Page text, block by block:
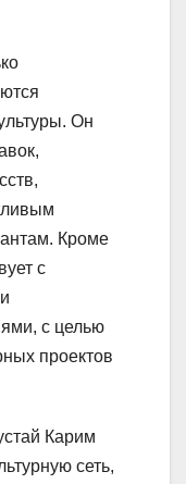
Он
Кроме
с
с целью
проектов
Карим
сеть,